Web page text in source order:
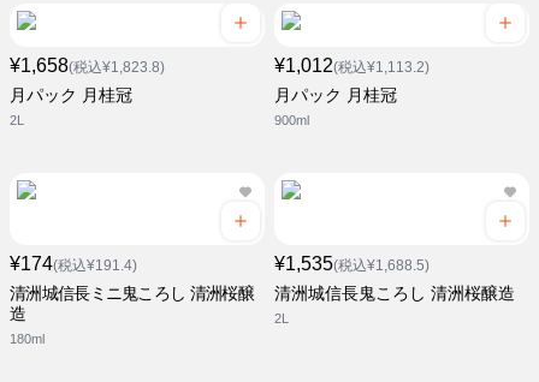
¥1,658(税込¥1,823.8)
月パック 月桂冠
2L
¥1,012(税込¥1,113.2)
月パック 月桂冠
900ml
¥174(税込¥191.4)
清洲城信長ミニ鬼ころし 清洲桜醸
造
180ml
¥1,535(税込¥1,688.5)
清洲城信長鬼ころし 清洲桜醸造
2L